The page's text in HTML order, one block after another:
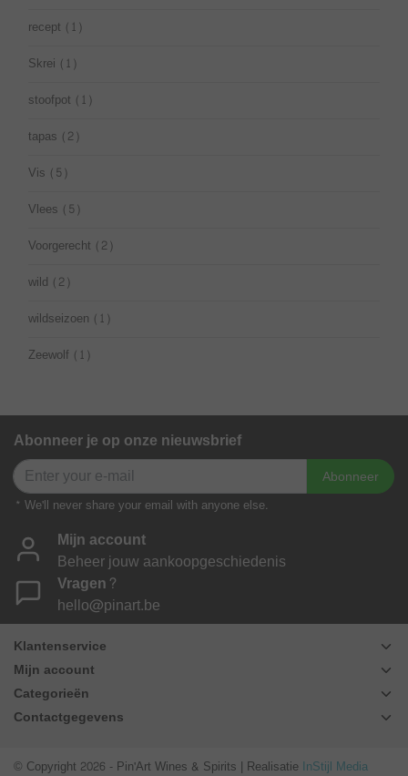
recept (1)
Skrei (1)
stoofpot (1)
tapas (2)
Vis (5)
Vlees (5)
Voorgerecht (2)
wild (2)
wildseizoen (1)
Zeewolf (1)
Abonneer je op onze nieuwsbrief
Abonneer
* We'll never share your email with anyone else.
Mijn account
Beheer jouw aankoopgeschiedenis
Vragen?
hello@pinart.be
Klantenservice
Mijn account
Categorieën
Contactgegevens
© Copyright 2026 - Pin'Art Wines & Spirits | Realisatie InStijl Media